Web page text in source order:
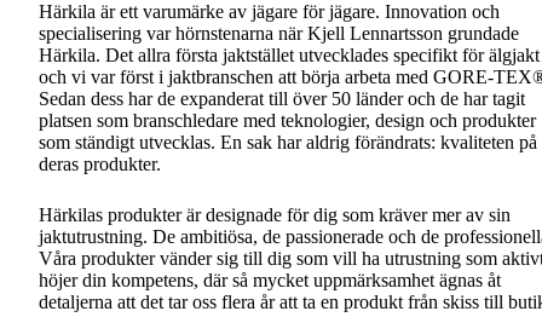
Härkila är ett varumärke av jägare för jägare. Innovation och
specialisering var hörnstenarna när Kjell Lennartsson grundade
Härkila. Det allra första jaktstället utvecklades specifikt för älgjakt
och vi var först i jaktbranschen att börja arbeta med GORE-
Sedan dess har de expanderat till över 50 länder och de har tagit
platsen som branschledare med teknologier, design och produkter
som ständigt utvecklas. En sak har aldrig förändrats: kvaliteten på
deras produkter.
Härkilas produkter är designade för dig som kräver mer av sin
jaktutrustning. De ambitiösa, de passionerade och de
Våra produkter vänder sig till dig som vill ha utrustning som
höjer din kompetens, där så mycket uppmärksamhet ägnas åt
detaljerna att det tar oss flera år att ta en produkt från skiss till